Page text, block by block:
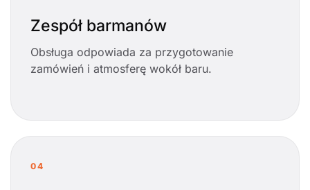
Zespół barmanów
Obsługa odpowiada za przygotowanie
zamówień i atmosferę wokół baru.
04